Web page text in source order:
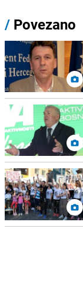
/ Povezano